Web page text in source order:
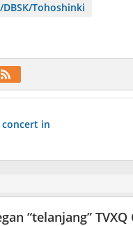
DBSK/Tohoshinki
concert in
“telanjang”